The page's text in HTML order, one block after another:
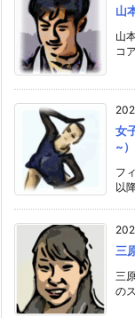
山
山
コ
女
~
フ
以
三
三
の